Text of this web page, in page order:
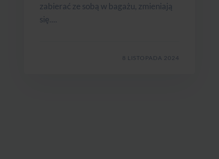
zabierać ze sobą w bagażu, zmieniają
się....
8 LISTOPADA 2024